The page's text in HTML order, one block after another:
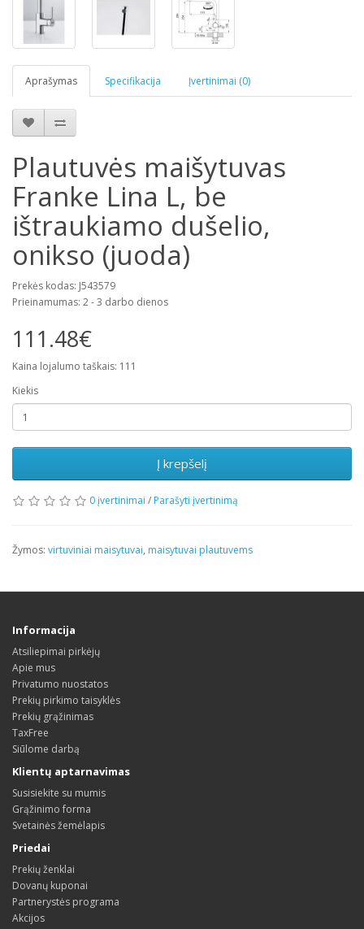
Aprašymas Specifikacija Įvertinimai (0)
Plautuvės maišytuvas
Franke Lina L, be
ištraukiamo dušelio,
onikso (juoda)
Prekės kodas: J543579
Prieinamumas: 2 - 3 darbo dienos
111.48€
Kaina lojalumo taškais: 111
Kiekis
Į krepšelį
0 įvertinimai / Parašyti įvertinimą
Žymos: virtuviniai maisytuvai, maisytuvai plautuvems
Informacija
Atsiliepimai pirkėjų
Apie mus
Privatumo nuostatos
Prekių pirkimo taisyklės
Prekių grąžinimas
TaxFree
Siūlome darbą
Klientų aptarnavimas
Susisiekite su mumis
Grąžinimo forma
Svetainės žemėlapis
Priedai
Prekių ženklai
Dovanų kuponai
Partnerystės programa
Akcijos